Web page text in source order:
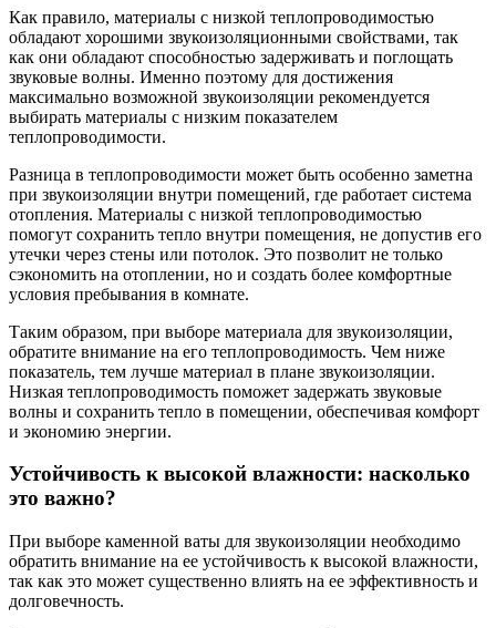
Как правило, материалы с низкой теплопроводимостью
обладают хорошими звукоизоляционными свойствами, так
как они обладают способностью задерживать и поглощать
звуковые волны. Именно поэтому для достижения
максимально возможной звукоизоляции рекомендуется
выбирать материалы с низким показателем
теплопроводимости.
Разница в теплопроводимости может быть особенно заметна
при звукоизоляции внутри помещений, где работает система
отопления. Материалы с низкой теплопроводимостью
помогут сохранить тепло внутри помещения, не допустив его
утечки через стены или потолок. Это позволит не только
сэкономить на отоплении, но и создать более комфортные
условия пребывания в комнате.
Таким образом, при выборе материала для звукоизоляции,
обратите внимание на его теплопроводимость. Чем ниже
показатель, тем лучше материал в плане звукоизоляции.
Низкая теплопроводимость поможет задержать звуковые
волны и сохранить тепло в помещении, обеспечивая комфорт
и экономию энергии.
Устойчивость к высокой влажности: насколько
это важно?
При выборе каменной ваты для звукоизоляции необходимо
обратить внимание на ее устойчивость к высокой влажности,
так как это может существенно влиять на ее эффективность и
долговечность.